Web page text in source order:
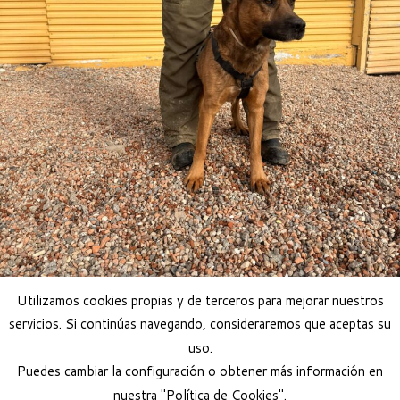
DAMM, PERRO EN ADOPCIÓN
Utilizamos cookies propias y de terceros para mejorar nuestros
servicios. Si continúas navegando, consideraremos que aceptas su
uso.
Puedes cambiar la configuración o obtener más información en
nuestra "Política de Cookies".